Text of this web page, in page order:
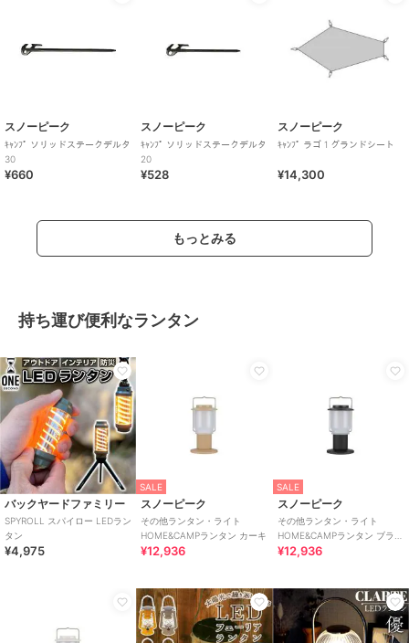
スノーピーク
ｷｬﾝﾌﾟ ソリッドステークデルタ
30
¥660
スノーピーク
ｷｬﾝﾌﾟ ソリッドステークデルタ
20
¥528
スノーピーク
ｷｬﾝﾌﾟ ラゴ 1 グランドシート
¥14,300
もっとみる
持ち運び便利なランタン
バックヤードファミリー
SPYROLL スパイロー LEDラン
タン
¥4,975
SALE
スノーピーク
その他ランタン・ライト
HOME&CAMPランタン カーキ
¥12,936
SALE
スノーピーク
その他ランタン・ライト
HOME&CAMPランタン ブラッ
ク
¥12,936